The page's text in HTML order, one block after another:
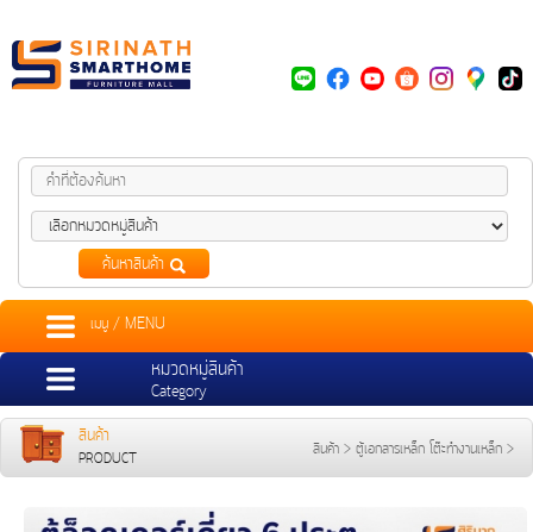
ค้นหาสินค้า
หมวดหมู่สินค้า
Category
เมนู / MENU
สินค้า
PRODUCT สินค้า > ตู้เอกสารเหล็ก โต๊ะทำงานเหล็ก >